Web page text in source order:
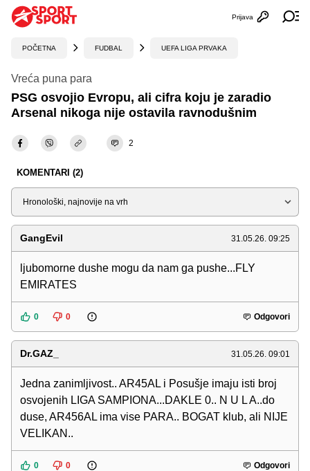
Otvori
Prijava
POČETNA FUDBAL UEFA LIGA PRVAKA
Vreća puna para
PSG osvojio Evropu, ali cifra koju je zaradio
Arsenal nikoga nije ostavila ravnodušnim
2
KOMENTARI (2)
Sortiraj
GangEvil 31.05.26. 09:25
ljubomorne dushe mogu da nam ga pushe...FLY
EMIRATES
0 0 Odgovori
Dr.GAZ_ 31.05.26. 09:01
Jedna zanimljivost.. AR45AL i Posušje imaju isti broj
osvojenih LIGA SAMPIONA...DAKLE 0.. N U L A..do
duse, AR456AL ima vise PARA.. BOGAT klub, ali NIJE
VELIKAN..
0 0 Odgovori